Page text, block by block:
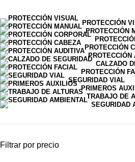
PROTECCIÓN
PROTECCIÓN
PROTECCIÓN
PROTECCIÓN
CALZADO
PROTECCIÓN
SEGURIDAD VIAL
PRIMEROS
TRABAJO DE
SEGURIDAD
Filtrar por precio